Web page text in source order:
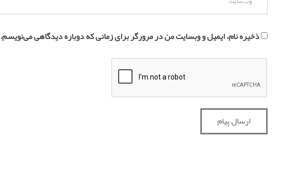
ذخیره نام، ایمیل و وبسایت من در مرورگر برای زمانی که دوباره دیدگاهی می‌نویسم.